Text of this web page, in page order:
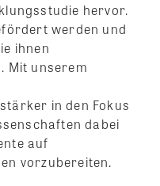
hervor.
werden und
ihnen
Mit unserem
in den Fokus
dabei
auf
vorzubereiten.